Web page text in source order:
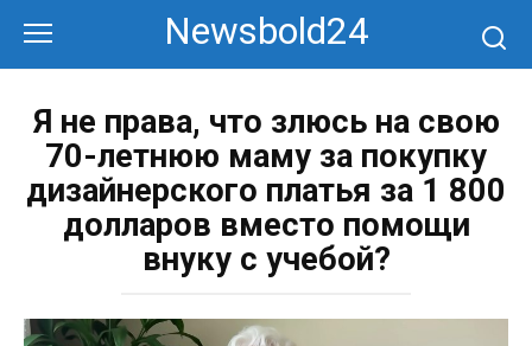
контенту
Newsbold24
Я не права, что злюсь на свою
70-летнюю маму за покупку
дизайнерского платья за 1 800
долларов вместо помощи
внуку с учебой?